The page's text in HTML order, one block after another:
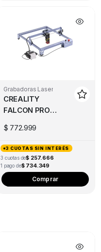
Grabadoras Laser
CREALITY
FALCON PRO
$ 772.999
3 CUOTAS SIN INTERÉS
3 cuotas de$ 257.666
1 pago de$ 734.349
Comprar